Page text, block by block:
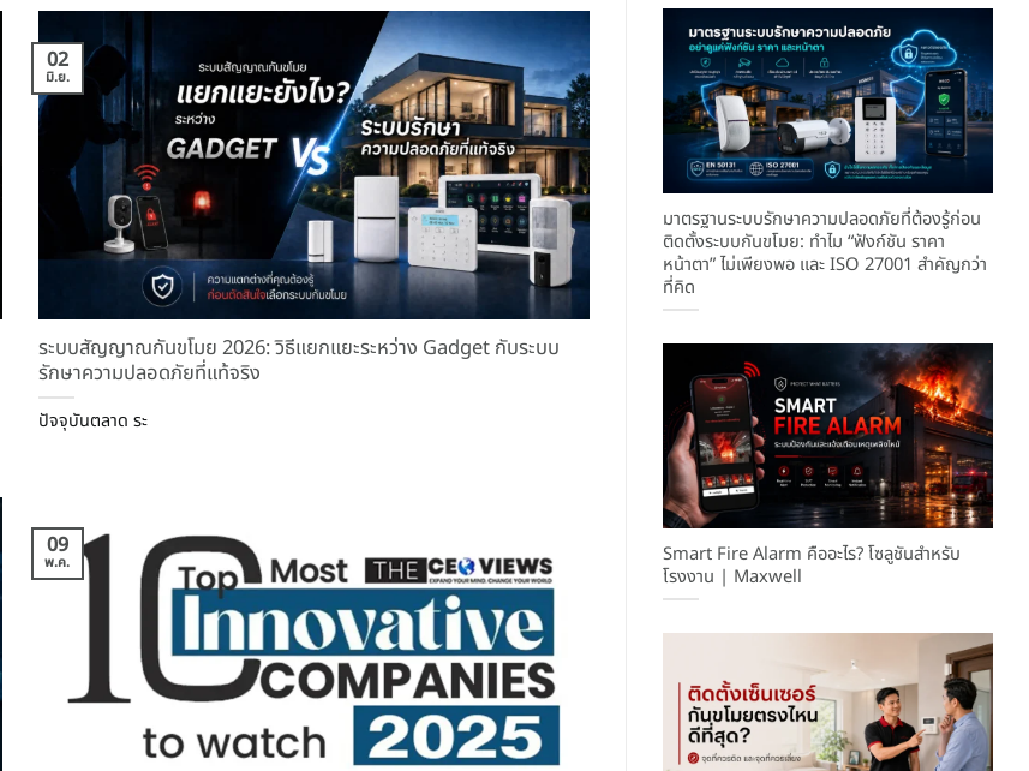
ระบบสัญญาณกันขโมย 2026: วิธีแยกแยะระหว่าง Gadget กับระบบ
รักษาความปลอดภัยที่แท้จริง
ปัจจุบันตลาด ระ
02
มิ.ย.
09
พ.ค.
มาตรฐานระบบรักษาความปลอดภัยที่ต้องรู้ก่อน
ติดตั้งระบบกันขโมย: ทำไม “ฟังก์ชัน ราคา
หน้าตา” ไม่เพียงพอ และ ISO 27001 สำคัญกว่า
ที่คิด
Smart Fire Alarm คืออะไร? โซลูชันสำหรับ
โรงงาน | Maxwell